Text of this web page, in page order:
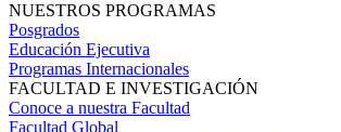
NUESTROS PROGRAMAS
Posgrados
Educación Ejecutiva
Programas Internacionales
FACULTAD E INVESTIGACIÓN
Conoce a nuestra Facultad
Facultad Global